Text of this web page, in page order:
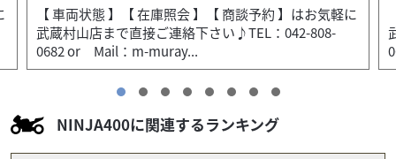
【 車両状態 】【 在庫照会 】【 商談予約 】はお気軽に
武蔵村山店まで直接ご連絡下さい♪TEL：042-808-
0682 or Mail：m-muray...
NINJA400に関連するランキング